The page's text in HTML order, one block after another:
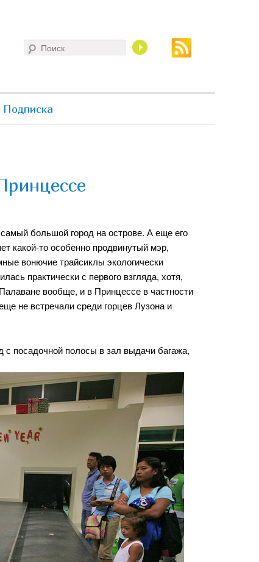
Подписка
большой город на острове. А еще его
какой-то особенно продвинутый мэр,
вонючие трайсиклы экологически
практически с первого взгляда, хотя,
вообще, и в Принцессе в частности
не встречали среди горцев Лузона и
посадочной полосы в зал выдачи багажа,